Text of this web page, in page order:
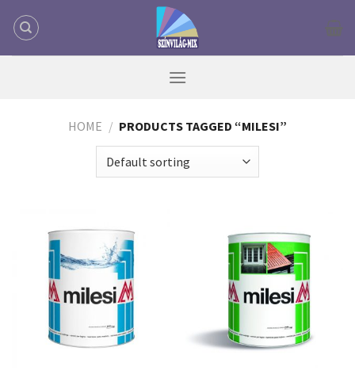
HOME / PRODUCTS TAGGED “MILESI”